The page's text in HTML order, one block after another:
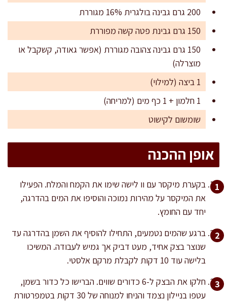
200 גרם גבינה בולגרית 16% מגוררת
150 גרם גבינת פטה קשה מפוררת
150 גרם גבינה צהובה מגוררת (אפשר גאודה, קשקבל או
מוצרלה)
1 ביצה (למילוי)
1 חלמון + 1 כף מים (למריחה)
שומשום לקישוט
אופן ההכנה
בקערת מיקסר עם וו לישה שימו את הקמח והמלח. הפעילו
את המיקסר על מהירות נמוכה והוסיפו את המים בהדרגה,
יחד עם החומץ.
ברגע שהמים נטמעים, התחילו להוסיף את השמן בהדרגה עד
שנוצר בצק אחיד, מעט דביק אך גמיש לעבודה. המשיכו
בלישה עוד 10 דקות לקבלת מרקם אלסטי.
חלקו את הבצק ל-6 כדורים שווים. הברישו כל כדור בשמן,
עטפו בניילון נצמד והניחו למנוחה של 30 דקות בטמפרטורת